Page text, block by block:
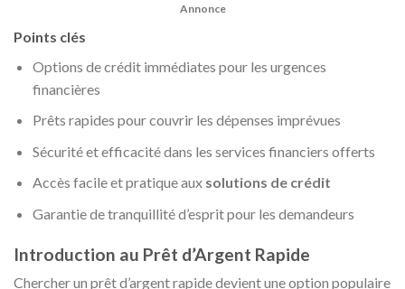
Annonce
Points clés
Options de crédit immédiates pour les urgences
financières
Prêts rapides pour couvrir les dépenses imprévues
Sécurité et efficacité dans les services financiers offerts
Accès facile et pratique aux solutions de crédit
Garantie de tranquillité d’esprit pour les demandeurs
Introduction au Prêt d’Argent Rapide
Chercher un prêt d’argent rapide devient une option populaire